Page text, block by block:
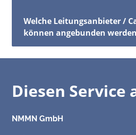
Welche Leitungsanbieter /
können angebunden
Diesen Service
NMMN GmbH